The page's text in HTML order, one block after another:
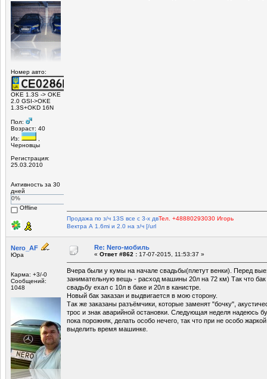
Номер авто:
OKE 1.3S -> OKE
2.0 GSI->OKE
1.3S+OKD 16N
Пол:
Возраст: 40
Из:
,
Черновцы
Регистрация:
25.03.2010
Активность за 30
дней
0%
Offline
Продажа по з/ч 13S все с 3-х двТел. +48880293030 Игорь
Вектра А 1.6mi и 2.0 на з/ч [/url
Nero_AF
Юра
Карма: +3/-0
Сообщений:
1048
Re: Nero-мобиль
« Ответ #862 : 17-07-2015, 11:53:37 »
Вчера были у кумы на начале свадьбы(плетут венки). Перед
занимательную вещь - расход машины 20л на 72 км) Так что
свадьбу ехал с 10л в баке и 20л в канистре.
Новый бак заказан и выдвигается в мою сторону.
Так же заказаны разъёмчики, которые заменят "бочку",
трос и знак аварийной остановки. Следующая неделя надеюсь
пока порожняк, делать особо нечего, так что при не особо
выделить время машинке.